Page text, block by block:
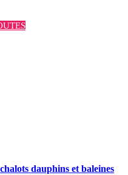
dauphins et baleines